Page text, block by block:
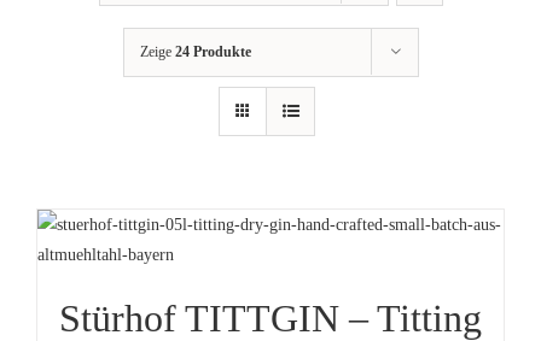
Getränkemarkt
Zeige 24 Produkte
Stürhof TITTGIN – Titting